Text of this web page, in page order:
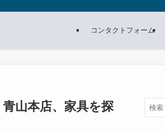
コンタクトフォーム
山本店、家具を探